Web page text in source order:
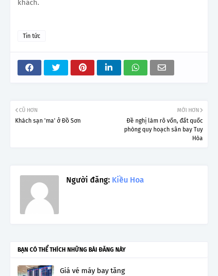
khách.
Tin tức
MỚI HƠN
Đề nghị làm rõ vốn, đất quốc
phòng quy hoạch sân bay Tuy
Hòa
CŨ HƠN
Khách sạn 'ma' ở Đồ Sơn
Người đăng: Kiều Hoa
BẠN CÓ THỂ THÍCH NHỮNG BÀI ĐĂNG NÀY
Giá vé máy bay tăng